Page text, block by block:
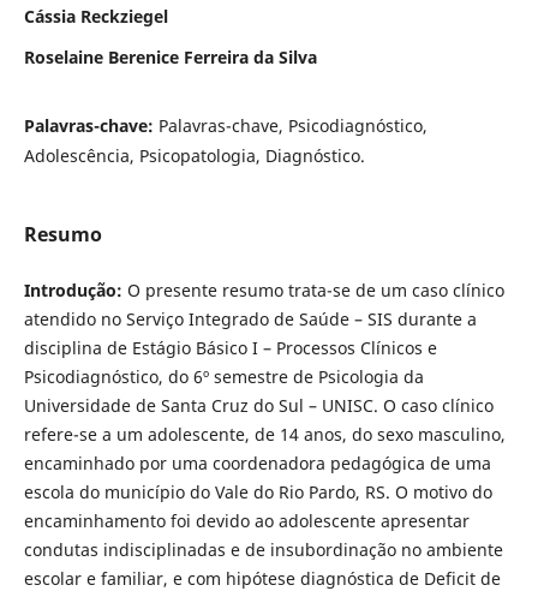
Cássia Reckziegel
Roselaine Berenice Ferreira da Silva
Palavras-chave: Palavras-chave, Psicodiagnóstico,
Adolescência, Psicopatologia, Diagnóstico.
Resumo
Introdução: O presente resumo trata-se de um caso clínico
atendido no Serviço Integrado de Saúde – SIS durante a
disciplina de Estágio Básico I – Processos Clínicos e
Psicodiagnóstico, do 6º semestre de Psicologia da
Universidade de Santa Cruz do Sul – UNISC. O caso clínico
refere-se a um adolescente, de 14 anos, do sexo masculino,
encaminhado por uma coordenadora pedagógica de uma
escola do município do Vale do Rio Pardo, RS. O motivo do
encaminhamento foi devido ao adolescente apresentar
condutas indisciplinadas e de insubordinação no ambiente
escolar e familiar, e com hipótese diagnóstica de Deficit de